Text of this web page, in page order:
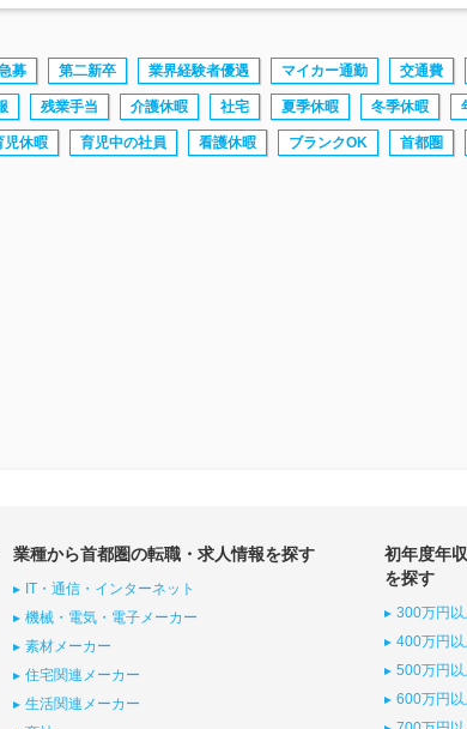
募 第二新卒 業界経験者優遇 マイカー通勤 交通費
残業手当 介護休暇 社宅 夏季休暇 冬季休暇
児休暇 育児中の社員 看護休暇 ブランクOK 首都圏
業種から首都圏の転職・求人情報を探す
IT・通信・インターネット
機械・電気・電子メーカー
素材メーカー
住宅関連メーカー
生活関連メーカー
初年度年
を探す
300万円以
400万円以
500万円以
600万円以